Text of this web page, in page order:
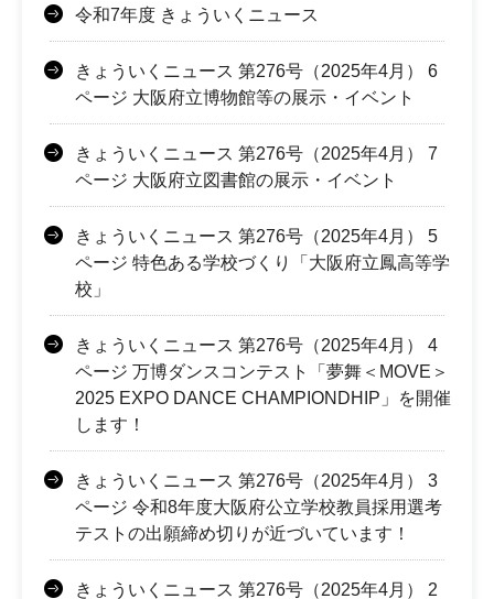
令和7年度 きょういくニュース
きょういくニュース 第276号（2025年4月） 6
ページ 大阪府立博物館等の展示・イベント
きょういくニュース 第276号（2025年4月） 7
ページ 大阪府立図書館の展示・イベント
きょういくニュース 第276号（2025年4月） 5
ページ 特色ある学校づくり「大阪府立鳳高等学
校」
きょういくニュース 第276号（2025年4月） 4
ページ 万博ダンスコンテスト「夢舞＜MOVE＞
2025 EXPO DANCE CHAMPIONDHIP」を開催
します！
きょういくニュース 第276号（2025年4月） 3
ページ 令和8年度大阪府公立学校教員採用選考
テストの出願締め切りが近づいています！
きょういくニュース 第276号（2025年4月） 2